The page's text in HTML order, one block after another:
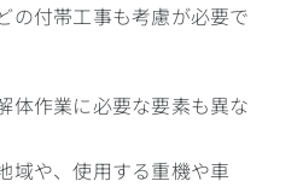
の付帯工事も考慮が必要で
体作業に必要な要素も異な
域や、使用する重機や車